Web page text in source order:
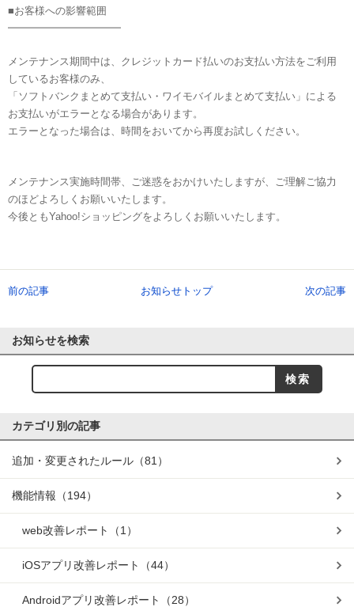
■お客様への影響範囲
━━━━━━━━━━━
メンテナンス期間中は、クレジットカード払いのお支払い方法をご利用
しているお客様のみ、
「ソフトバンクまとめて支払い・ワイモバイルまとめて支払い」による
お支払いがエラーとなる場合があります。
エラーとなった場合は、時間をおいてから再度お試しください。
メンテナンス実施時間帯、ご迷惑をおかけいたしますが、ご理解ご協力
のほどよろしくお願いいたします。
今後ともYahoo!ショッピングをよろしくお願いいたします。
前の記事 お知らせトップ 次の記事
お知らせを検索
カテゴリ別の記事
追加・変更されたルール （81）
機能情報 （194）
web改善レポート （1）
iOSアプリ改善レポート （44）
Androidアプリ改善レポート （28）